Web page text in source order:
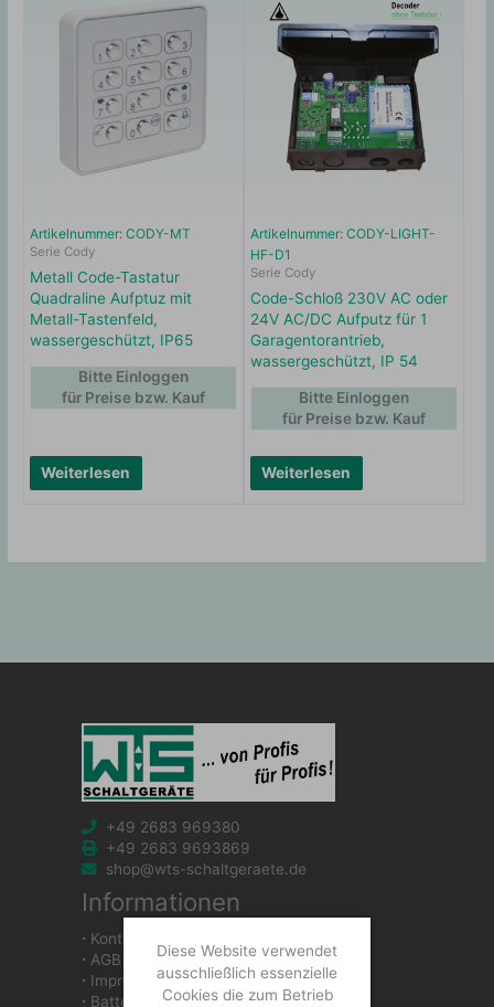
Artikelnummer: CODY-MT
Serie Cody
Metall Code-Tastatur
Quadraline Aufptuz mit
Metall-Tastenfeld,
wassergeschützt, IP65
Weiterlesen
Bitte Einloggen
für Preise bzw. Kauf
Artikelnummer: CODY-LIGHT-
HF-D1
Serie Cody
Code-Schloß 230V AC oder
24V AC/DC Aufputz für 1
Garagentorantrieb,
wassergeschützt, IP 54
Weiterlesen
Bitte Einloggen
für Preise bzw. Kauf
+49 2683 969380
+49 2683 9693869
shop@wts-schaltgeraete.de
Informationen
∙ Kontakt
∙ AGB
∙ Impressum
∙ Batteriegesetzhinweise
Diese Website verwendet
ausschließlich essenzielle
Cookies die zum Betrieb